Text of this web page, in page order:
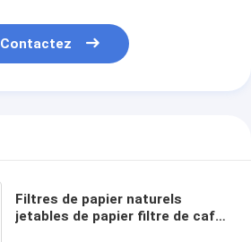
Contactez
Filtres de papier naturels
jetables de papier filtre de café